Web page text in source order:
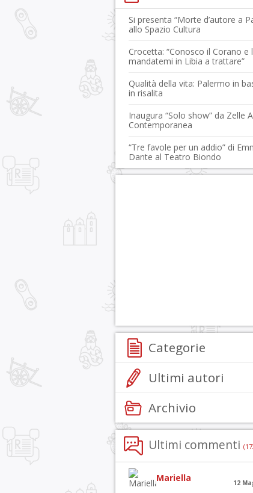
Si presenta “Morte d’autore a
allo Spazio Cultura
Crocetta: “Conosco il Corano e
mandatemi in Libia a trattare”
Qualità della vita: Palermo in
in risalita
Inaugura “Solo show” da Zelle
Contemporanea
“Tre favole per un addio” di
Dante al Teatro Biondo
Categorie
Ultimi autori
Archivio
Ultimi commenti
Mariella
12